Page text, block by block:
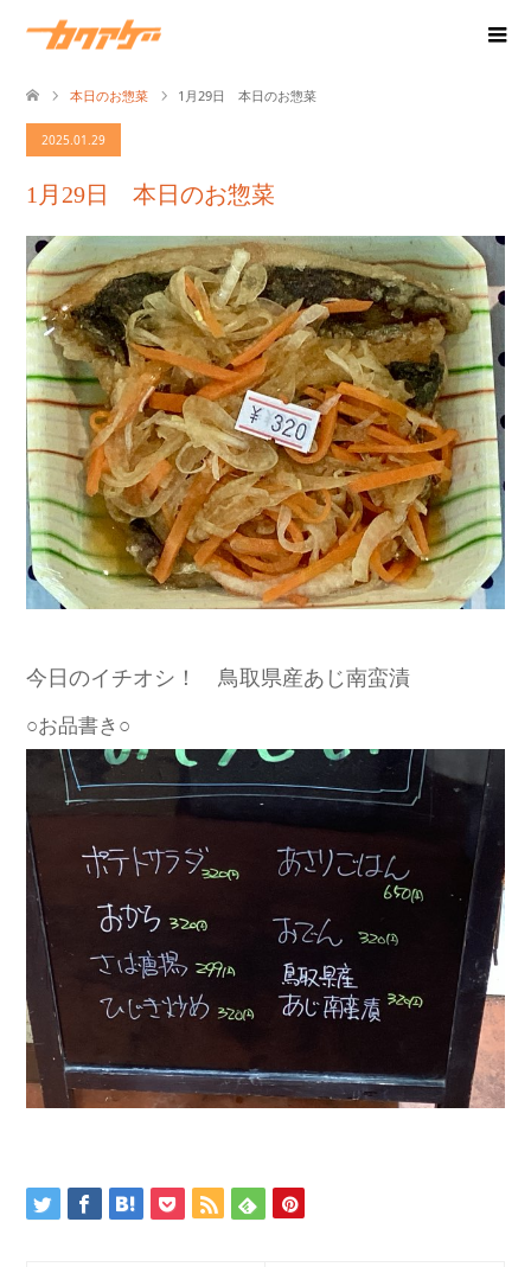
本日のお惣菜 1月29日 本日のお惣菜
2025.01.29
1月29日 本日のお惣菜
今日のイチオシ！ 鳥取県産あじ南蛮漬
○お品書き○